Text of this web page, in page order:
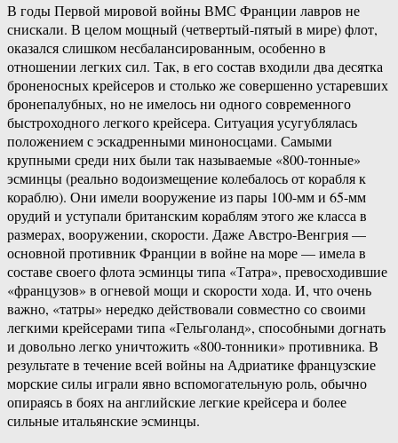
В годы Первой мировой войны ВМС Франции лавров не
снискали. В целом мощный (четвертый-пятый в мире) флот,
оказался слишком несбалансированным, особенно в
отношении легких сил. Так, в его состав входили два десятка
броненос­ных крейсеров и столько же совершенно устаревших
бронепалубных, но не име­лось ни одного современного
быстроход­ного легкого крейсера. Ситуация усугубля­лась
положением с эскадренными мино­носцами. Самыми
крупными среди них были так называемые «800-тонные»
эсмин­цы (реально водоизмещение колебалось от корабля к
кораблю). Они имели воору­жение из пары 100-мм и 65-мм
орудий и уступали британским кораблям этого же класса в
размерах, вооружении, скорости. Даже Австро-Венгрия —
основной против­ник Франции в войне на море — имела в
составе своего флота эсминцы типа «Тат­ра», превосходившие
«французов» в огне­вой мощи и скорости хода. И, что очень
важно, «татры» нередко действовали со­вместно со своими
легкими крейсерами типа «Гельголанд», способными догнать
и довольно легко уничтожить «800-тонники» противника. В
результате в течение всей войны на Адриатике французские
морские силы играли явно вспомогательную роль, обычно
опираясь в боях на английские легкие крейсера и более
сильные итальян­ские эсминцы.